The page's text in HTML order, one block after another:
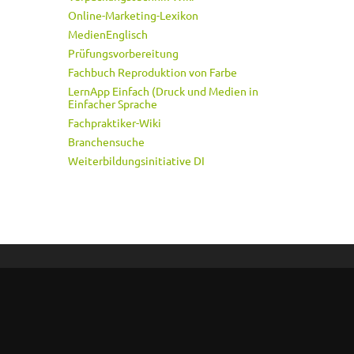
Online-Marketing-Lexikon
MedienEnglisch
Prüfungsvorbereitung
Fachbuch Reproduktion von Farbe
LernApp Einfach (Druck und Medien in
Einfacher Sprache
Fachpraktiker-Wiki
Branchensuche
Weiterbildungsinitiative DI